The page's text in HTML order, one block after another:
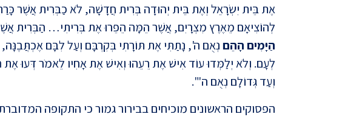
אֶת בֵּית יִשְׂרָאֵל וְאֶת בֵּית יְהוּדָה בְּרִית חֲדָשָׁה, לֹא כַבְּרִית אֲשֶׁר
לְהוֹצִיאָם מֵאֶרֶץ מִצְרָיִם, אֲשֶׁר הֵמָּה הֵפֵרוּ אֶת בְּרִיתִי… הַבְּרִית
הַיָּמִים הָהֵםנְאֻם ה', נָתַתִּי אֶת תּוֹרָתִי בְּקִרְבָּם וְעַל לִבָּם אֶכְתֲּבֶנָּה,
לְעָם. וְלֹא יְלַמְּדוּ עוֹד אִישׁ אֶת רֵעֵהוּ וְאִישׁ אֶת אָחִיו לֵאמֹר דְּעוּ אֶת
וְעַד גְּדוֹלָם נְאֻם ה'".
הפסוקים הראשונים מוכיחים בבירור גמור כי התקופה